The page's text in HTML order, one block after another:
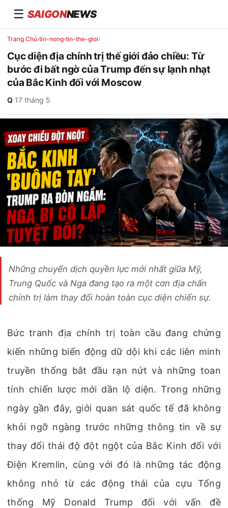
☰ SAIGONNEWS
Trang Chủ›tin-nong›tin-the-gioi›
Cục diện địa chính trị thế giới đảo chiều: Từ
bước đi bất ngờ của Trump đến sự lạnh nhạt
của Bắc Kinh đối với Moscow
Q·17 tháng 5
Những chuyển dịch quyền lực mới nhất giữa Mỹ,
Trung Quốc và Nga đang tạo ra một cơn địa chấn
chính trị làm thay đổi hoàn toàn cục diện chiến sự.
Bức tranh địa chính trị toàn cầu đang chứng
kiến những biến động dữ dội khi các liên minh
truyền thống bắt đầu rạn nứt và những toan
tính chiến lược mới dần lộ diện. Trong những
ngày gần đây, giới quan sát quốc tế đã không
khỏi ngỡ ngàng trước những thông tin về sự
thay đổi thái độ đột ngột của Bắc Kinh đối với
Điện Kremlin, cùng với đó là những tác động
không nhỏ từ các động thái của cựu Tổng
thống Mỹ Donald Trump đối với vấn đề